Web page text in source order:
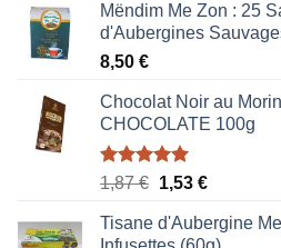
Mëndim Me Zon : 25
d'Aubergines
8,50 €
Chocolat Noir au
CHOCOLATE 100g
Note5.00
1,87€ Le
initial
1,53 €Le
actuel
Tisane d'Aubergine